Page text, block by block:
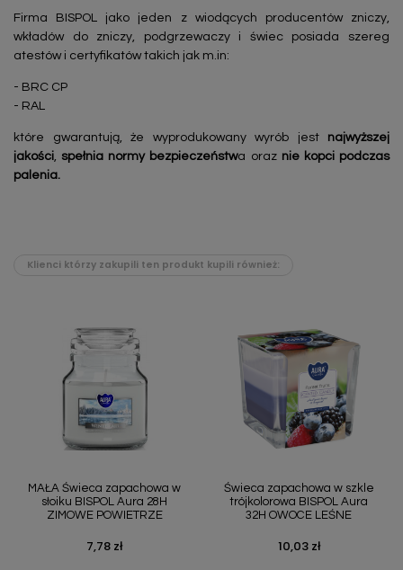
Firma BISPOL jako jeden z wiodących producentów zniczy,
wkładów do zniczy, podgrzewaczy i świec posiada szereg
atestów i certyfikatów takich jak m.in:
- BRC CP
- RAL
które gwarantują, że wyprodukowany wyrób jest najwyższej
jakości ,spełnia normy bezpieczeństwa oraz nie kopci podczas
palenia.
Klienci którzy zakupili ten produkt kupili również:
MAŁA Świeca zapachowa w
słoiku BISPOL Aura 28H
ZIMOWE POWIETRZE
Cena
7,78 zł
Świeca zapachowa w szkle
trójkolorowa BISPOL Aura
32H OWOCE LEŚNE
Cena
10,03 zł